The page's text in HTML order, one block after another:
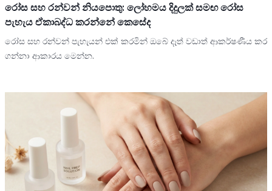
රෝස සහ රන්වන් නියපොතු: ලෝහමය දිදුලක් සමඟ රෝස
පැහැය ඒකාබද්ධ කරන්නේ කෙසේද
රෝස සහ රන්වන් පැහැයන් එක් කරමින් ඔබේ දෑත් වඩාත් ආකර්ෂණීය කර
ගන්නා ආකාරය මෙන්න.